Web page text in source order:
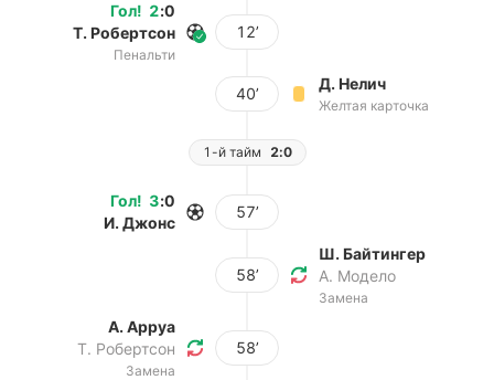
Гол! 2:0
Т. Робертсон
Пенальти
12’
40’
Д. Нелич
Желтая карточка
1-й тайм 2:0
Гол! 3:0
И. Джонс
57’
58’
Ш. Байтингер
А. Модело
Замена
А. Арруа
Т. Робертсон
Замена
58’